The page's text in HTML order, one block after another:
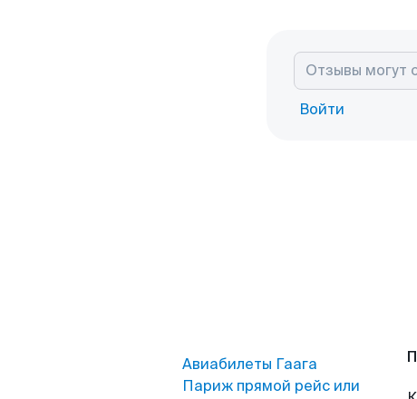
Войти
Авиабилеты Гаага
Париж прямой рейс или